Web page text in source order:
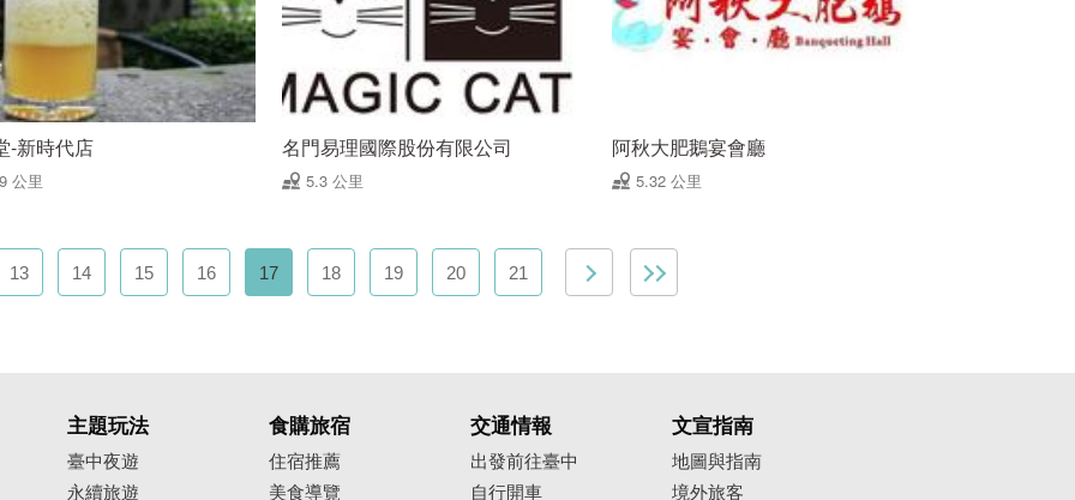
-新時代店
公里
名門易理國際股份有限公司
5.3 公里
阿秋大肥鵝宴會廳
5.32 公里
13 14 15 16 17 18 19 20 21
主題玩法
臺中夜遊
永續旅遊
食購旅宿
住宿推薦
美食導覽
交通情報
出發前往臺中
自行開車
文宣指南
地圖與指南
境外旅客